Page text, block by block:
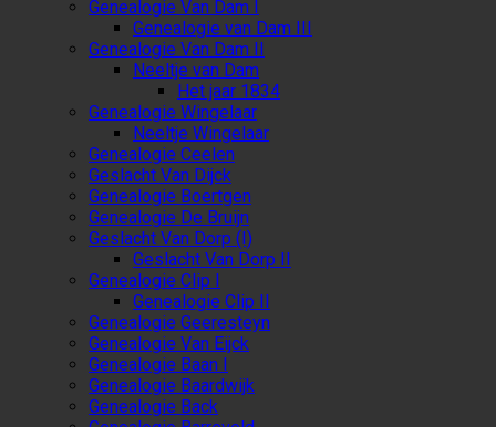
Genealogie Van Dam I
Genealogie van Dam III
Genealogie Van Dam II
Neeltje van Dam
Het jaar 1834
Genealogie Wingelaar
Neeltje Wingelaar
Genealogie Ceelen
Geslacht Van Dijck
Genealogie Boertgen
Genealogie De Bruijn
Geslacht Van Dorp (I)
Geslacht Van Dorp II
Genealogie Clip I
Genealogie Clip II
Genealogie Geeresteyn
Genealogie Van Eijck
Genealogie Baan I
Genealogie Baardwijk
Genealogie Back